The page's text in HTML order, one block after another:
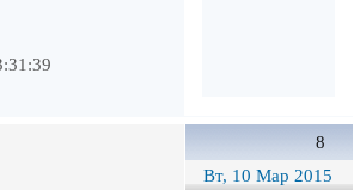
8
Вт, 10 Мар 2015